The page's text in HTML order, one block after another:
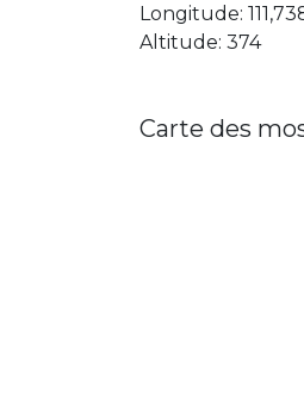
Longitude:
Altitude: 374
Carte des